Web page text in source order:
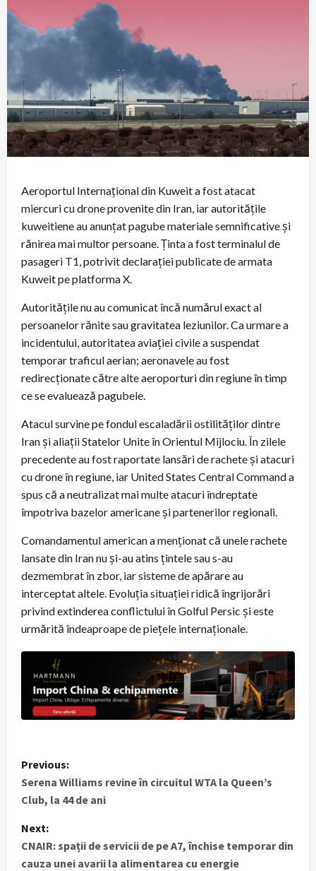
Aeroportul Internațional din Kuweit a fost atacat
miercuri cu drone provenite din Iran, iar autoritățile
kuweitiene au anunțat pagube materiale semnificative și
rănirea mai multor persoane. Ținta a fost terminalul de
pasageri T1, potrivit declarației publicate de armata
Kuweit pe platforma X.
Autoritățile nu au comunicat încă numărul exact al
persoanelor rănite sau gravitatea leziunilor. Ca urmare a
incidentului, autoritatea aviației civile a suspendat
temporar traficul aerian; aeronavele au fost
redirecționate către alte aeroporturi din regiune în timp
ce se evaluează pagubele.
Atacul survine pe fondul escaladării ostilităților dintre
Iran și aliații Statelor Unite în Orientul Mijlociu. În zilele
precedente au fost raportate lansări de rachete şi atacuri
cu drone în regiune, iar United States Central Command a
spus că a neutralizat mai multe atacuri îndreptate
împotriva bazelor americane şi partenerilor regionali.
Comandamentul american a menționat că unele rachete
lansate din Iran nu şi-au atins ţintele sau s-au
dezmembrat în zbor, iar sisteme de apărare au
interceptat altele. Evoluția situației ridică îngrijorări
privind extinderea conflictului în Golful Persic şi este
urmărită îndeaproape de pieţele internaţionale.
P
o
s
t
Previous:
Serena Williams revine în circuitul WTA la Queen’s
Club, la 44 de ani
Next:
CNAIR: spații de servicii de pe A7, închise temporar din
cauza unei avarii la alimentarea cu energie